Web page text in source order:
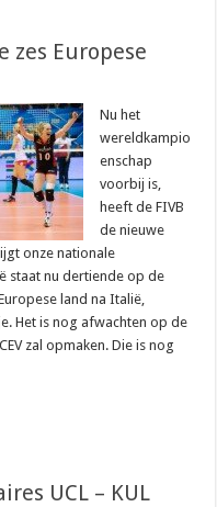
zes Europese
Nu het
wereldkampio
enschap
voorbij is,
heeft de FIVB
de nieuwe
onze nationale
staat nu dertiende op de
land na Italië,
Het is nog afwachten op de
zal opmaken. Die is nog
UCL – KUL